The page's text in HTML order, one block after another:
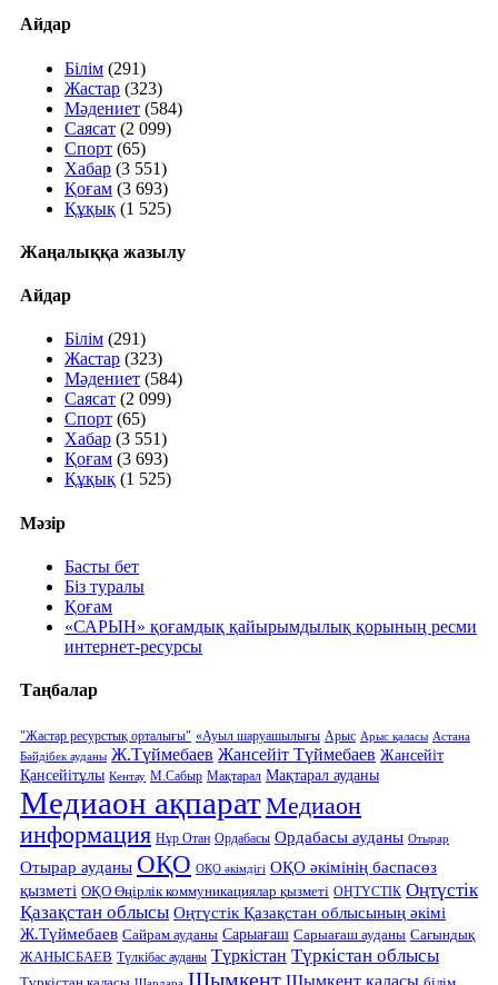
Айдар
Білім (291)
Жастар (323)
Мәдениет (584)
Саясат (2 099)
Спорт (65)
Хабар (3 551)
Қоғам (3 693)
Құқық (1 525)
Жаңалыққа жазылу
Айдар
Білім (291)
Жастар (323)
Мәдениет (584)
Саясат (2 099)
Спорт (65)
Хабар (3 551)
Қоғам (3 693)
Құқық (1 525)
Мәзір
Басты бет
Біз туралы
Қоғам
«САРЫН» қоғамдық қайырымдылық қорының ресми
интернет-ресурсы
Таңбалар
"Жастар ресурстық орталығы" «Ауыл шаруашылығы Арыс Арыс қаласы Астана
Бәйдібек ауданы Ж.Түймебаев Жансейіт Түймебаев Жансейіт
Қансейітұлы Кентау М.Сабыр Мақтарал Мақтарал ауданы
Медиаон ақпаратМедиаон
информация Нұр Отан Ордабасы Ордабасы ауданы Отырар
Отырар ауданы ОҚО ОҚО әкімдігі ОҚО әкімінің баспасөз
қызметі ОҚО Өңірлік коммуникациялар қызметі ОҢТҮСТІК Оңтүстік
Қазақстан облысы Оңтүстік Қазақстан облысының әкімі
Ж.Түймебаев Сайрам ауданы Сарыағаш Сарыағаш ауданы Сағындық
ЖАНЫСБАЕВ Түлкібас ауданы Түркістан Түркістан облысы
Шардара Шымкент Шымкент қаласы